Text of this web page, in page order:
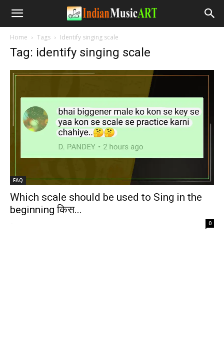
Home Tags Identify singing scale
Tag: identify singing scale
FAQ
Which scale should be used to Sing in the
beginning किस...
- 0